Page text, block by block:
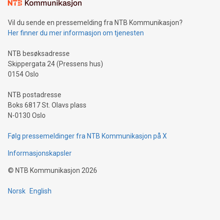
neutral payment systems support humanitarian
projects.Carbon Footprint: Compare Bitcoin's environmental
event and dive into the critical topics of Bitcoin
Vil du sende en pressemelding fra NTB Kommunikasjon?
Her finner du mer informasjon om tjenesten
NTB besøksadresse
Skippergata 24 (Pressens hus)
0154 Oslo
NTB postadresse
Boks 6817 St. Olavs plass
N-0130 Oslo
Følg pressemeldinger fra NTB Kommunikasjon på X
Informasjonskapsler
© NTB Kommunikasjon 2026
Norsk English